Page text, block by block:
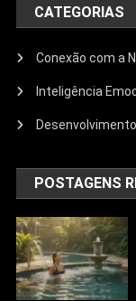
CATEGORIAS
Conexão com a
Inteligência
POSTAGENS